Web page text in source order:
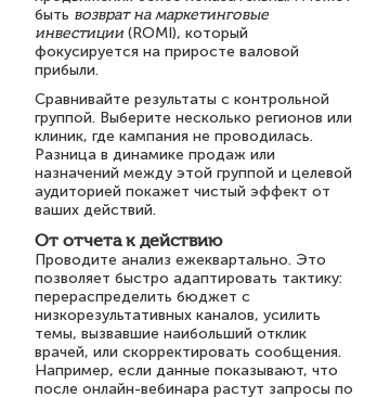
быть возврат на маркетинговые
инвестиции (ROMI), который
фокусируется на приросте валовой
прибыли.
Сравнивайте результаты с контрольной
группой. Выберите несколько регионов или
клиник, где кампания не проводилась.
Разница в динамике продаж или
назначений между этой группой и целевой
аудиторией покажет чистый эффект от
ваших действий.
От отчета к действию
Проводите анализ ежеквартально. Это
позволяет быстро адаптировать тактику:
перераспределить бюджет с
низкорезультативных каналов, усилить
темы, вызвавшие наибольший отклик
врачей, или скорректировать сообщения.
Например, если данные показывают, что
после онлайн-вебинара растут запросы по